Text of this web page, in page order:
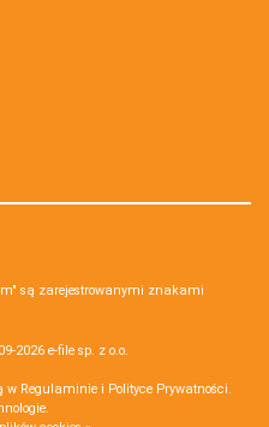
są zarejestrowanymi znakami
2026 e-file sp. z o.o.
w Regulaminie i Polityce Prywatności.
.